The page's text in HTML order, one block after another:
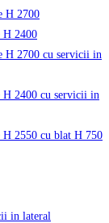
H 2700
H 2400
H 2700 cu servicii in
H 2400 cu servicii in
2550 cu blat H 750
in lateral